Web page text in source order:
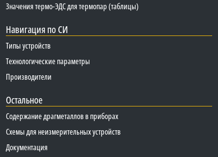
Значения термо-ЭДС для термопар (таблицы)
Навигация по СИ
Типы устройств
Технологические параметры
Производители
Остальное
Содержание драгметаллов в приборах
Схемы для неизмерительных устройств
Документация